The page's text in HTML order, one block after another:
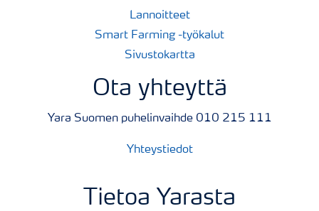
Lannoitteet
Smart Farming -työkalut
Sivustokartta
Ota yhteyttä
Yara Suomen puhelinvaihde 010 215 111
Yhteystiedot
Tietoa Yarasta